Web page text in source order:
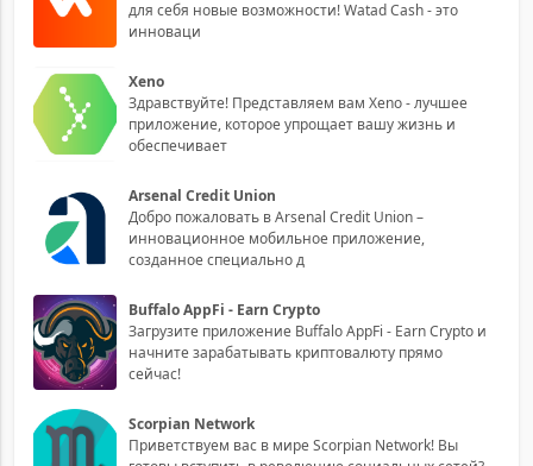
для себя новые возможности! Watad Cash - это
инноваци
Xeno
Здравствуйте! Представляем вам Xeno - лучшее
приложение, которое упрощает вашу жизнь и
обеспечивает
Arsenal Credit Union
Добро пожаловать в Arsenal Credit Union –
инновационное мобильное приложение,
созданное специально д
Buffalo AppFi - Earn Crypto
Загрузите приложение Buffalo AppFi - Earn Crypto и
начните зарабатывать криптовалюту прямо
сейчас!
Scorpian Network
Приветствуем вас в мире Scorpian Network! Вы